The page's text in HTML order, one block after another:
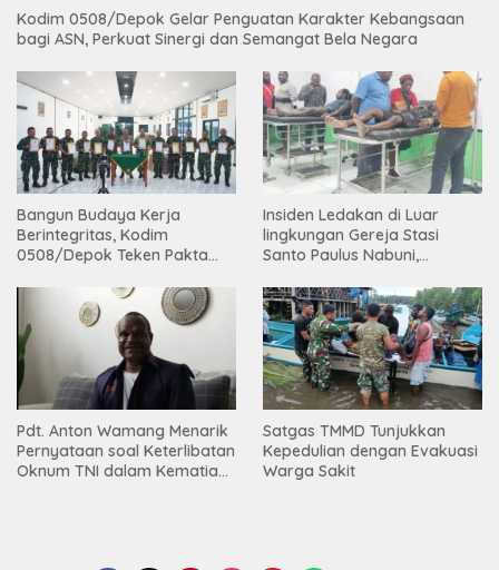
Kodim 0508/Depok Gelar Penguatan Karakter Kebangsaan
bagi ASN, Perkuat Sinergi dan Semangat Bela Negara
Bangun Budaya Kerja
Berintegritas, Kodim
0508/Depok Teken Pakta
Insiden Ledakan di Luar
lingkungan Gereja Stasi
Santo Paulus Nabuni,
Pdt. Anton Wamang Menarik
Pernyataan soal Keterlibatan
Oknum TNI dalam Kematian
Satgas TMMD Tunjukkan
Kepedulian dengan Evakuasi
Warga Sakit